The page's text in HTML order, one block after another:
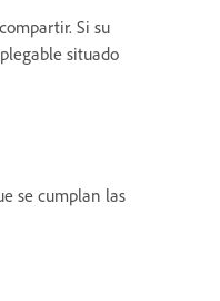
Si su
situado
se cumplan las